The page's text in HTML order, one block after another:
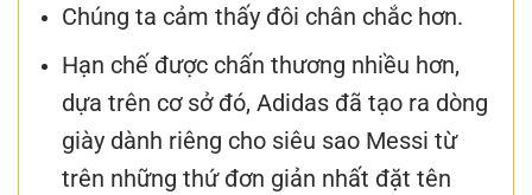
Chúng ta cảm thấy đôi chân chắc hơn.
Hạn chế được chấn thương nhiều hơn,
dựa trên cơ sở đó, Adidas đã tạo ra dòng
giày dành riêng cho siêu sao Messi từ
trên những thứ đơn giản nhất đặt tên